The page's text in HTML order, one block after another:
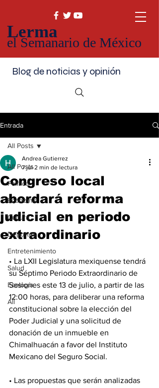
Lerma
el Semanario de México
Blog de noticias y opinión
Entrada
All Posts
Política
Economía
Cultura
Deportes
Entretenimiento
Salud
Ecología
All
All Posts
Congreso local
abordará reforma
judicial en periodo
extraordinario
Andrea Gutierrez
7 jul 2 min de lectura
• La LXII Legislatura mexiquense tendrá
su Séptimo Periodo Extraordinario de
Sesiones este 13 de julio, a partir de las
12:00 horas, para deliberar una reforma
constitucional sobre la elección del
Poder Judicial y una solicitud de
donación de un inmueble en
Chimalhuacán a favor del Instituto
Mexicano del Seguro Social.
• Las propuestas que serán analizadas